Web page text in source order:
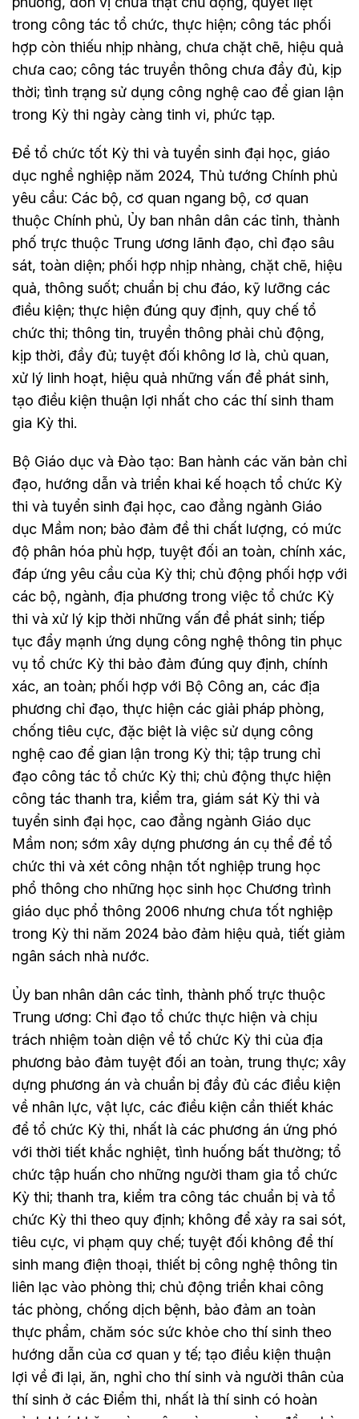
trong công tác tổ chức, thực hiện; công tác phối
hợp còn thiếu nhịp nhàng, chưa chặt chẽ, hiệu quả
chưa cao; công tác truyền thông chưa đầy đủ, kịp
thời; tình trạng sử dụng công nghệ cao để gian lận
trong Kỳ thi ngày càng tinh vi, phức tạp.
Để tổ chức tốt Kỳ thi và tuyển sinh đại học, giáo
dục nghề nghiệp năm 2024, Thủ tướng Chính phủ
yêu cầu: Các bộ, cơ quan ngang bộ, cơ quan
thuộc Chính phủ, Ủy ban nhân dân các tỉnh, thành
phố trực thuộc Trung ương lãnh đạo, chỉ đạo sâu
sát, toàn diện; phối hợp nhịp nhàng, chặt chẽ, hiệu
quả, thông suốt; chuẩn bị chu đáo, kỹ lưỡng các
điều kiện; thực hiện đúng quy định, quy chế tổ
chức thi; thông tin, truyền thông phải chủ động,
kịp thời, đầy đủ; tuyệt đối không lơ là, chủ quan,
xử lý linh hoạt, hiệu quả những vấn đề phát sinh,
tạo điều kiện thuận lợi nhất cho các thí sinh tham
gia Kỳ thi.
Bộ Giáo dục và Đào tạo: Ban hành các văn bản chỉ
đạo, hướng dẫn và triển khai kế hoạch tổ chức Kỳ
thi và tuyển sinh đại học, cao đẳng ngành Giáo
dục Mầm non; bảo đảm đề thi chất lượng, có mức
độ phân hóa phù hợp, tuyệt đối an toàn, chính xác,
đáp ứng yêu cầu của Kỳ thi; chủ động phối hợp với
các bộ, ngành, địa phương trong việc tổ chức Kỳ
thi và xử lý kịp thời những vấn đề phát sinh; tiếp
tục đẩy mạnh ứng dụng công nghệ thông tin phục
vụ tổ chức Kỳ thi bảo đảm đúng quy định, chính
xác, an toàn; phối hợp với Bộ Công an, các địa
phương chỉ đạo, thực hiện các giải pháp phòng,
chống tiêu cực, đặc biệt là việc sử dụng công
nghệ cao để gian lận trong Kỳ thi; tập trung chỉ
đạo công tác tổ chức Kỳ thi; chủ động thực hiện
công tác thanh tra, kiểm tra, giám sát Kỳ thi và
tuyển sinh đại học, cao đẳng ngành Giáo dục
Mầm non; sớm xây dựng phương án cụ thể để tổ
chức thi và xét công nhận tốt nghiệp trung học
phổ thông cho những học sinh học Chương trình
giáo dục phổ thông 2006 nhưng chưa tốt nghiệp
trong Kỳ thi năm 2024 bảo đảm hiệu quả, tiết giảm
ngân sách nhà nước.
Ủy ban nhân dân các tỉnh, thành phố trực thuộc
Trung ương: Chỉ đạo tổ chức thực hiện và chịu
trách nhiệm toàn diện về tổ chức Kỳ thi của địa
phương bảo đảm tuyệt đối an toàn, trung thực; xây
dựng phương án và chuẩn bị đầy đủ các điều kiện
về nhân lực, vật lực, các điều kiện cần thiết khác
để tổ chức Kỳ thi, nhất là các phương án ứng phó
với thời tiết khắc nghiệt, tình huống bất thường; tổ
chức tập huấn cho những người tham gia tổ chức
Kỳ thi; thanh tra, kiểm tra công tác chuẩn bị và tổ
chức Kỳ thi theo quy định; không để xảy ra sai sót,
tiêu cực, vi phạm quy chế; tuyệt đối không để thí
sinh mang điện thoại, thiết bị công nghệ thông tin
liên lạc vào phòng thi; chủ động triển khai công
tác phòng, chống dịch bệnh, bảo đảm an toàn
thực phẩm, chăm sóc sức khỏe cho thí sinh theo
hướng dẫn của cơ quan y tế; tạo điều kiện thuận
lợi về đi lại, ăn, nghỉ cho thí sinh và người thân của
thí sinh ở các Điểm thi, nhất là thí sinh có hoàn